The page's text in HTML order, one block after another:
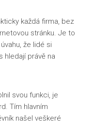
každá firma, bez
stránku. Je to
že lidé si
hledají právě na
svou funkci, je
Tím hlavním
našel veškeré